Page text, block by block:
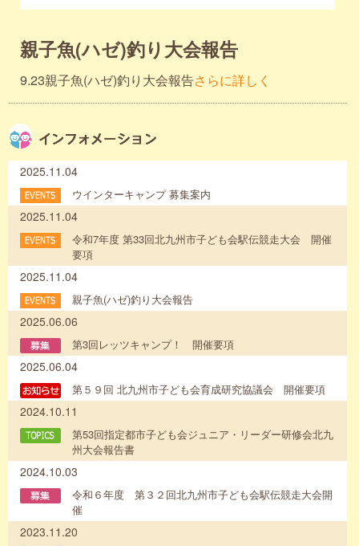
親子魚(ハゼ)釣り大会報告
9.23親子魚(ハゼ)釣り大会報告さらに詳しく
2025.11.04
ウインターキャンプ 募集案内
2025.11.04
令和7年度 第33回北九州市子ども会駅伝競走大会 開催
要項
2025.11.04
親子魚(ハゼ)釣り大会報告
2025.06.06
第3回レッツキャンプ！ 開催要項
2025.06.04
第５９回 北九州市子ども会育成研究協議会 開催要項
2024.10.11
第53回指定都市子ども会ジュニア・リーダー研修会北九
州大会報告書
2024.10.03
令和６年度 第３２回北九州市子ども会駅伝競走大会開
催
2023.11.20